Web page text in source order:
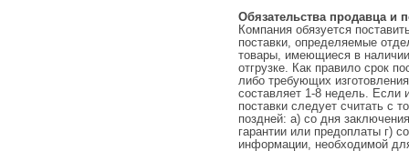
Обязательства продавца и
Компания обязуется
поставки, определяемые
товары, имеющиеся в
отгрузке. Как правило срок
либо требующих
составляет 1-8 недель. Если
поставки следует считать с
поздней: а) со дня
гарантии или предоплаты г)
информации, необходимой